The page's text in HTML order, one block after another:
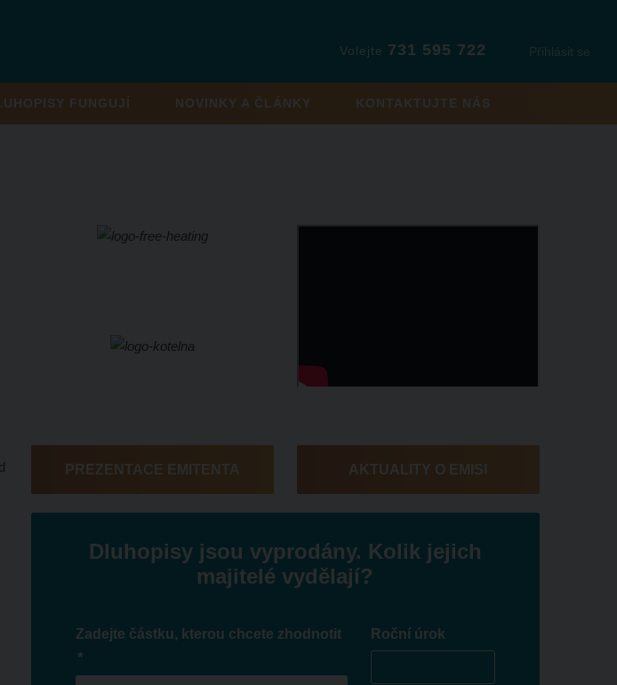
Přihlásit se
Volejte 731 595 722
FUNGUJÍ NOVINKY A ČLÁNKY KONTAKTUJTE NÁS
PREZENTACE EMITENTA AKTUALITY O EMISI
Dluhopisy jsou vyprodány. Kolik jejich
majitelé vydělají?
Zadejte částku, kterou chcete zhodnotit
*
Roční úrok